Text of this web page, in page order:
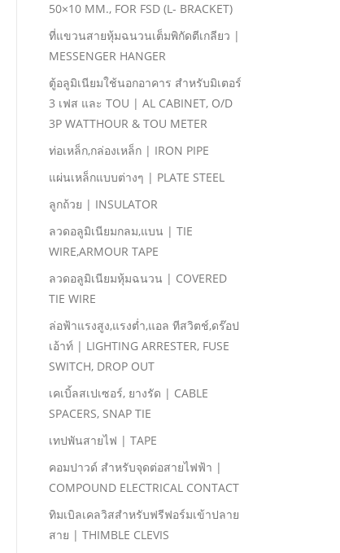
50×10 MM., FOR FSD (L- BRACKET)
ที่แขวนสายหุ้มฉนวนเต็มพิกัดตีเกลียว |
MESSENGER HANGER
ตู้อลูมิเนียมใช้นอกอาคาร สําหรับมิเตอร์
3 เฟส และ TOU | AL CABINET, O/D
3P WATTHOUR & TOU METER
ท่อเหล็ก,กล่องเหล็ก | IRON PIPE
แผ่นเหล็กแบบต่างๆ | PLATE STEEL
ลูกถ้วย | INSULATOR
ลวดอลูมิเนียมกลม,แบน | TIE
WIRE,ARMOUR TAPE
ลวดอลูมิเนียมหุ้มฉนวน | COVERED
TIE WIRE
ล่อฟ้าแรงสูง,แรงตํ่า,แอล ทีสวิตช์,ดร๊อป
เอ้าท์ | LIGHTING ARRESTER, FUSE
SWITCH, DROP OUT
เคเบิ้ลสเปเซอร์, ยางรัด | CABLE
SPACERS, SNAP TIE
เทปพันสายไฟ | TAPE
คอมปาวด์ สําหรับจุดต่อสายไฟฟ้า |
COMPOUND ELECTRICAL CONTACT
ทิมเบิลเคลวิสสําหรับฟรีฟอร์มเข้าปลาย
สาย | THIMBLE CLEVIS